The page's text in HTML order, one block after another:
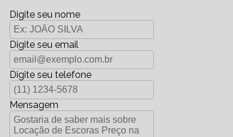
Digite seu nome
Digite seu email
Digite seu telefone
Mensagem